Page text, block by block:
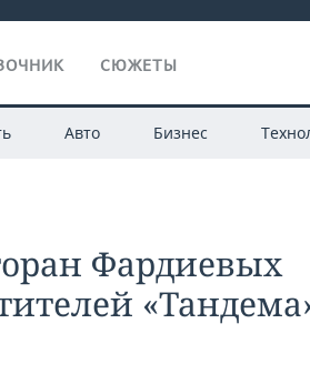
СЮЖЕТЫ
Авто Бизнес
Фардиевых